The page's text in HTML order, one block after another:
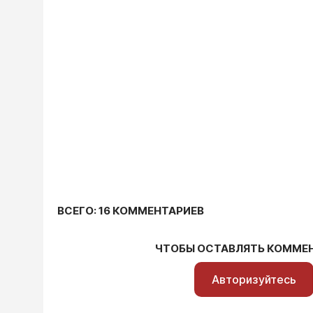
ВСЕГО: 16 КОММЕНТАРИЕВ
ЧТОБЫ ОСТАВЛЯТЬ
Авторизуйтесь